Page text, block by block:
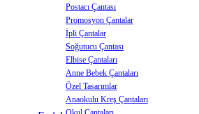
Postacı Çantası
Promosyon Çantalar
İpli Çantalar
Soğutucu Çantası
Elbise Çantaları
Anne Bebek Çantaları
Özel Tasarımlar
Anaokulu Kreş Çantaları